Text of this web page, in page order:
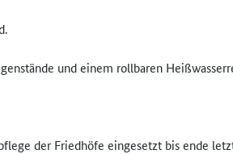
und einem rollbaren
der Friedhöfe eingesetzt bis ende